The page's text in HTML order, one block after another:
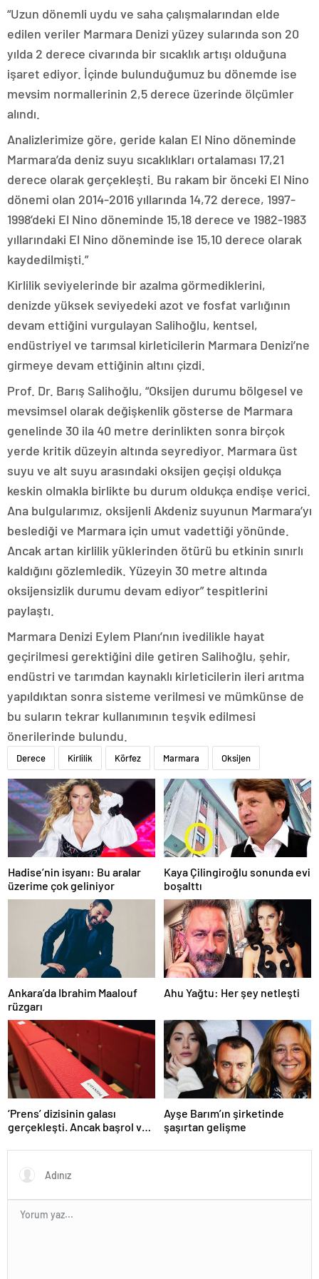
“Uzun dönemli uydu ve saha çalışmalarından elde
edilen veriler Marmara Denizi yüzey sularında son 20
yılda 2 derece civarında bir sıcaklık artışı olduğuna
işaret ediyor. İçinde bulunduğumuz bu dönemde ise
mevsim normallerinin 2,5 derece üzerinde ölçümler
alındı.
Analizlerimize göre, geride kalan El Nino döneminde
Marmara’da deniz suyu sıcaklıkları ortalaması 17,21
derece olarak gerçekleşti. Bu rakam bir önceki El Nino
dönemi olan 2014-2016 yıllarında 14,72 derece, 1997-
1998’deki El Nino döneminde 15,18 derece ve 1982-1983
yıllarındaki El Nino döneminde ise 15,10 derece olarak
kaydedilmişti.”
Kirlilik seviyelerinde bir azalma görmediklerini,
denizde yüksek seviyedeki azot ve fosfat varlığının
devam ettiğini vurgulayan Salihoğlu, kentsel,
endüstriyel ve tarımsal kirleticilerin Marmara Denizi’ne
girmeye devam ettiğinin altını çizdi.
Prof. Dr. Barış Salihoğlu, “Oksijen durumu bölgesel ve
mevsimsel olarak değişkenlik gösterse de Marmara
genelinde 30 ila 40 metre derinlikten sonra birçok
yerde kritik düzeyin altında seyrediyor. Marmara üst
suyu ve alt suyu arasındaki oksijen geçişi oldukça
keskin olmakla birlikte bu durum oldukça endişe verici.
Ana bulgularımız, oksijenli Akdeniz suyunun Marmara’yı
beslediği ve Marmara için umut vadettiği yönünde.
Ancak artan kirlilik yüklerinden ötürü bu etkinin sınırlı
kaldığını gözlemledik. Yüzeyin 30 metre altında
oksijensizlik durumu devam ediyor” tespitlerini
paylaştı.
Marmara Denizi Eylem Planı’nın ivedilikle hayat
geçirilmesi gerektiğini dile getiren Salihoğlu, şehir,
endüstri ve tarımdan kaynaklı kirleticilerin ileri arıtma
yapıldıktan sonra sisteme verilmesi ve mümkünse de
bu suların tekrar kullanımının teşvik edilmesi
önerilerinde bulundu.
Derece Kirlilik Körfez Marmara Oksijen
Hadise’nin isyanı: Bu aralar
üzerime çok geliniyor
Kaya Çilingiroğlu sonunda evi
boşalttı
Ankara’da Ibrahim Maalouf
rüzgarı
Ahu Yağtu: Her şey netleşti
‘Prens’ dizisinin galası
gerçekleşti. Ancak başrol ve
Ayşe Barım’ın şirketinde
şaşırtan gelişme